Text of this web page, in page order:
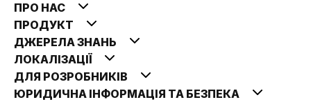
ПРО НАС
ПРОДУКТ
ДЖЕРЕЛА ЗНАНЬ
ЛОКАЛІЗАЦІЇ
ДЛЯ РОЗРОБНИКІВ
ЮРИДИЧНА ІНФОРМАЦІЯ ТА БЕЗПЕКА